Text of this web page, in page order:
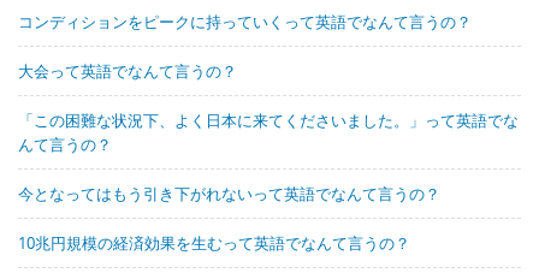
コンディションをピークに持っていくって英語でなんて言うの？
大会って英語でなんて言うの？
「この困難な状況下、よく日本に来てくださいました。」って英語でな
んて言うの？
今となってはもう引き下がれないって英語でなんて言うの？
10兆円規模の経済効果を生むって英語でなんて言うの？